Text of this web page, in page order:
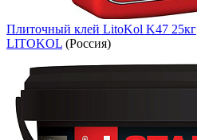
Плиточный клей LitoKol K47 25кг
LITOKOL (Россия)